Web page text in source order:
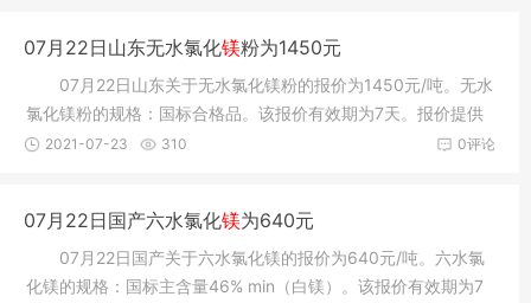
07月22日山东无水氯化镁粉为1450元
07月22日山东关于无水氯化镁粉的报价为1450元/吨。无水
氯化镁粉的规格：国标合格品。该报价有效期为7天。报价提供
方：寿光市
0评论
2021-07-23 310
07月22日国产六水氯化镁为640元
07月22日国产关于六水氯化镁的报价为640元/吨。六水氯
化镁的规格：国标主含量46% min（白镁）。该报价有效期为7